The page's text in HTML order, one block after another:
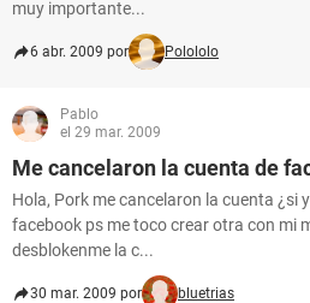
muy importante...
6 abr. 2009 por Polololo
Pablo
el 29 mar. 2009
Me cancelaron la cuenta de
Hola, Pork me cancelaron la cuenta ¿si
facebook ps me toco crear otra con mi
desblokenme la c...
30 mar. 2009 por bluetrias